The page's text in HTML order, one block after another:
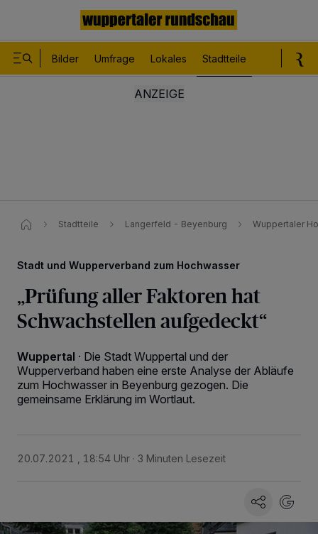
Bilder Umfrage Lokales Stadtteile
Stadtteile Langerfeld - Beyenburg Wuppertaler
Stadt und Wupperverband zum Hochwasser
„Prüfung aller Faktoren hat
Schwachstellen aufgedeckt“
Wuppertal · Die Stadt Wuppertal und der
Wupperverband haben eine erste Analyse der Abläufe
zum Hochwasser in Beyenburg gezogen. Die
gemeinsame Erklärung im Wortlaut.
20.07.2021 , 18:54 Uhr 3 Minuten Lesezeit